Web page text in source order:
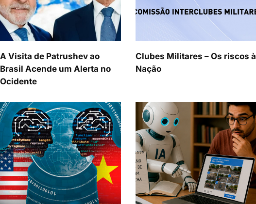
A Visita de Patrushev ao
Brasil Acende um Alerta no
Ocidente
Clubes Militares – Os riscos à
Nação